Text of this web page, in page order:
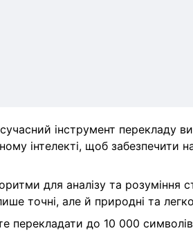
інструмент перекладу
інтелекті, щоб забезпечити
для аналізу та розуміння
точні, але й природні та
перекладати до 10 000